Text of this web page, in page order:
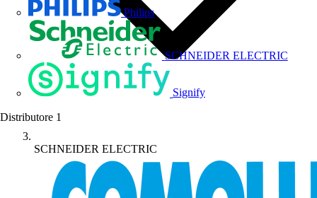
Philips
SCHNEIDER ELECTRIC
Signify
Distributore 1
SCHNEIDER ELECTRIC